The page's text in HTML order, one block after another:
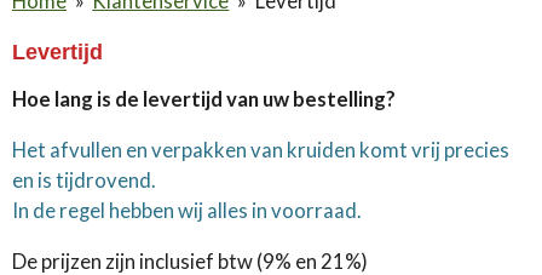
Levertijd
Hoe lang is de levertijd van uw bestelling?
Het afvullen en verpakken van kruiden komt vrij precies
en is tijdrovend.
In de regel hebben wij alles in voorraad.
De prijzen zijn inclusief btw (9% en 21%)